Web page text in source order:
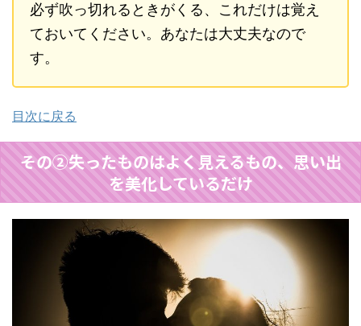
必ず吹っ切れるときがくる、これだけは覚え
ておいてください。あなたは大丈夫なので
す。
目次に戻る
その②失ったものはよく見えるもの、思い出
を美化しているだけ